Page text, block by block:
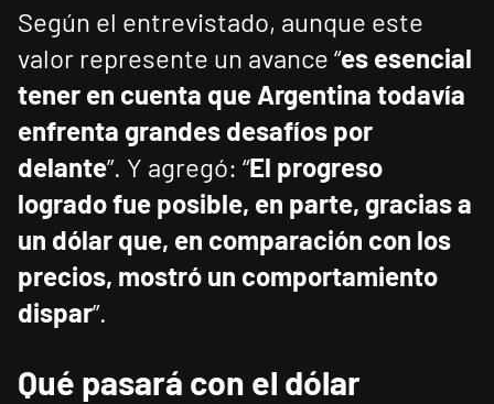
Según el entrevistado, aunque este
valor represente un avance “es esencial
tener en cuenta que Argentina todavía
enfrenta grandes desafíos por
delante”. Y agregó: “El progreso
logrado fue posible, en parte, gracias a
un dólar que, en comparación con los
precios, mostró un comportamiento
dispar”.
Qué pasará con el dólar